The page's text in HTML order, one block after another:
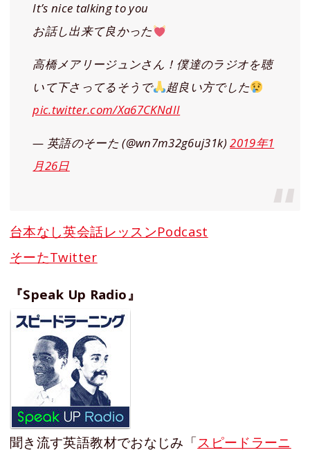
It’s nice talking to you
お話し出来て良かった
高橋メアリージュンさん！僕達のラジオを聴
いて下さってるそうで
超良い方でした
pic.twitter.com/Xa67CKNdII
— 英語のそーた (@wn7m32g6uj31k)2019年1
月26日
台本なし英会話レッスンPodcast
そーたTwitter
『Speak Up Radio』
聞き流す英語教材でおなじみ「 スピードラーニ